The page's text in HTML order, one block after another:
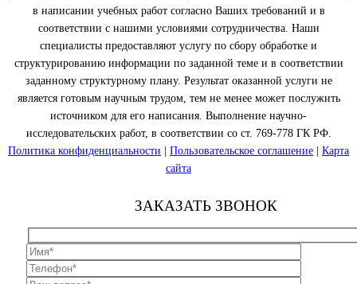
в написании учебных работ согласно Ваших требований и в
соответствии с нашими условиями сотрудничества. Наши
специалисты предоставляют услугу по сбору обработке и
структурированию информации по заданной теме и в соответствии
заданному структурному плану. Результат оказанной услуги не
является готовым научным трудом, тем не менее может послужить
источником для его написания. Выполнение научно-
исследовательских работ, в соответствии со ст. 769-778 ГК РФ.
Политика конфиденциальности
Пользовательское соглашение
Карта
сайта
ЗАКАЗАТЬ ЗВОНОК